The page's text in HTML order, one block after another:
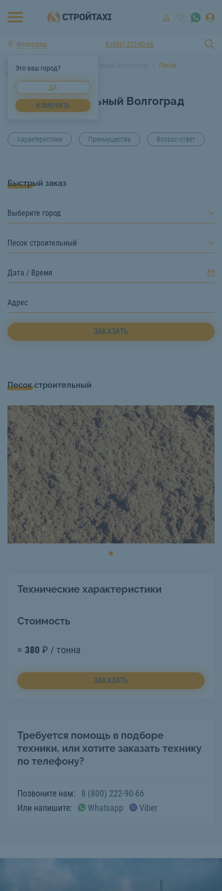
Волгоград
Это ваш город?
ДА
ИЗМЕНИТЬ
8 (800) 222-90-66
Главная Строительные материалы Волгоград
Песок
строительный Волгоград
Песок строительный Волгоград
Характеристики Преимущества Вопрос-ответ
Быстрый заказ
Выберите город
Песок строительный
ЗАКАЗАТЬ
Песок строительный
Технические характеристики
Стоимость
≈ 380 ₽ / тонна
ЗАКАЗАТЬ
Требуется помощь в подборе
техники, или хотите заказать технику
по телефону?
Позвоните нам:
8 (800) 222-90-66
Или напишите:
Whatsapp Viber